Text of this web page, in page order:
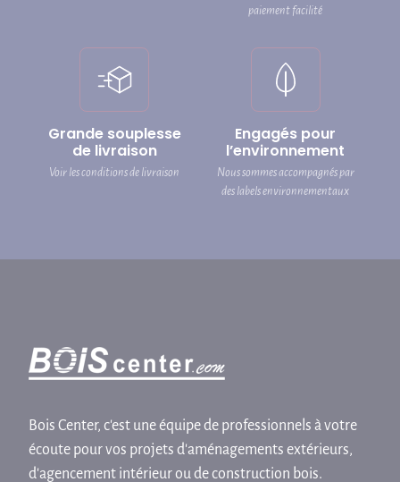
paiement facilité
Grande souplesse
de livraison
Voir les conditions de livraison
Engagés pour
l’environnement
Nous sommes accompagnés par
des labels environnementaux
Bois Center, c'est une équipe de professionnels à votre
écoute pour vos projets d'aménagements extérieurs,
d'agencement intérieur ou de construction bois.